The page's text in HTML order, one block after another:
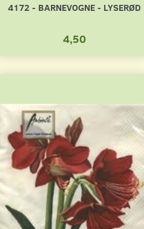
4172 - BARNEVOGNE - LYSERØD
4,50